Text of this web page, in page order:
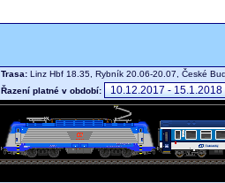
Trasa: Linz Hbf 18.35, Rybník 20.06-20.07, České
Řazení platné v období: